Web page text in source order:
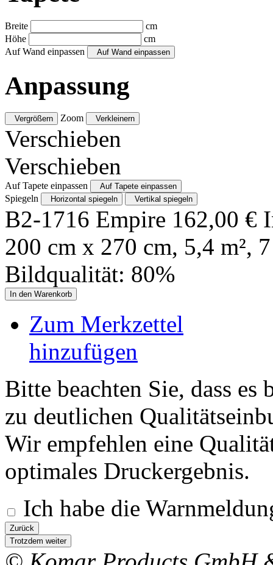
Breite
cm
Höhe
cm
Auf Wand einpassen
Auf Wand einpassen
Anpassung
Vergrößern Zoom Verkleinern
Verschieben
Verschieben
Auf Tapete einpassen Auf Tapete einpassen
Spiegeln Horizontal spiegeln Vertikal spiegeln
B2-1716 Empire 162,00 €
200 cm x 270 cm, 5,4 m², 7
Bildqualität: 80%
In den Warenkorb
Zum Merkzettel
hinzufügen
Bitte beachten Sie, dass
zu deutlichen
Wir empfehlen eine
optimales Druckergebnis.
Ich habe die
Zurück
Trotzdem weiter